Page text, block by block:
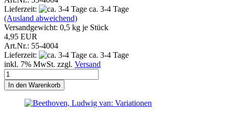
Lieferzeit:
ca. 3-4 Tage
(Ausland abweichend)
Versandgewicht: 0,5 kg je Stück
4,95 EUR
Art.Nr.: 55-4004
Lieferzeit:
ca. 3-4 Tage
inkl. 7% MwSt. zzgl. Versand
In den Warenkorb